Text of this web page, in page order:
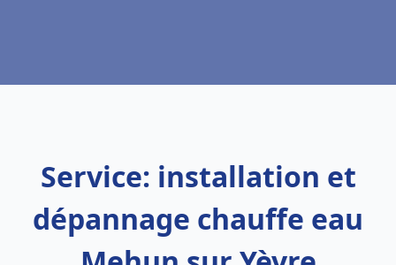
Service: installation et
dépannage chauffe eau